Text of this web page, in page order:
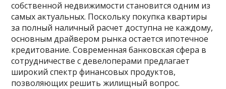
собственной недвижимости становится одним из
самых актуальных. Поскольку покупка квартиры
за полный наличный расчет доступна не каждому,
основным драйвером рынка остается ипотечное
кредитование. Современная банковская сфера в
сотрудничестве с девелоперами предлагает
широкий спектр финансовых продуктов,
позволяющих решить жилищный вопрос.